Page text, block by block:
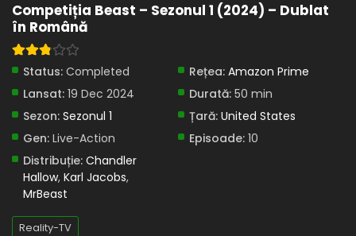
Competiția Beast – Sezonul 1 (2024) – Dublat
în Română
Status: Completed Rețea: Amazon Prime
Lansat: 19 Dec 2024 Durată: 50 min
Sezon: Sezonul 1 Țară: United States
Gen: Live-Action Episoade: 10
Distribuție: Chandler
Hallow, Karl Jacobs,
MrBeast
Reality-TV